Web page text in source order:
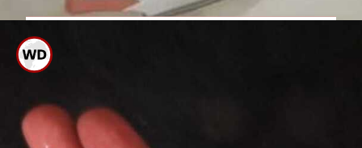
ಐರನ್ ಬಾಕ್ಸ್ ಸ್ವಿಚ್ ಹಾಕಿಕೊಂಡು ಬೆಡ್